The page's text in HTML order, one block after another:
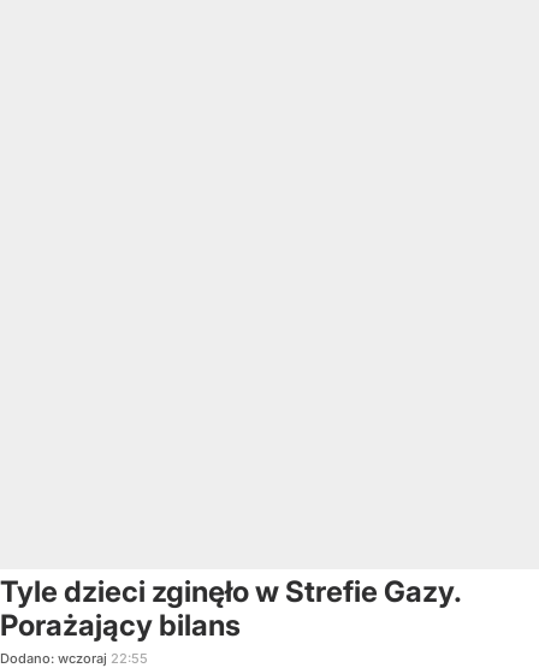
Tyle dzieci zginęło w Strefie Gazy.
Porażający bilans
Dodano: wczoraj 22:55